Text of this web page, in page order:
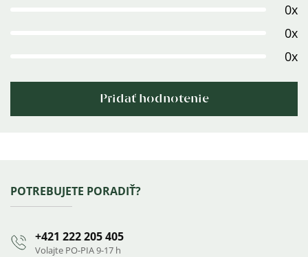
0x
0x
0x
Pridať hodnotenie
Zápätie
POTREBUJETE PORADIŤ?
+421 222 205 405
Volajte PO-PIA 9-17 h